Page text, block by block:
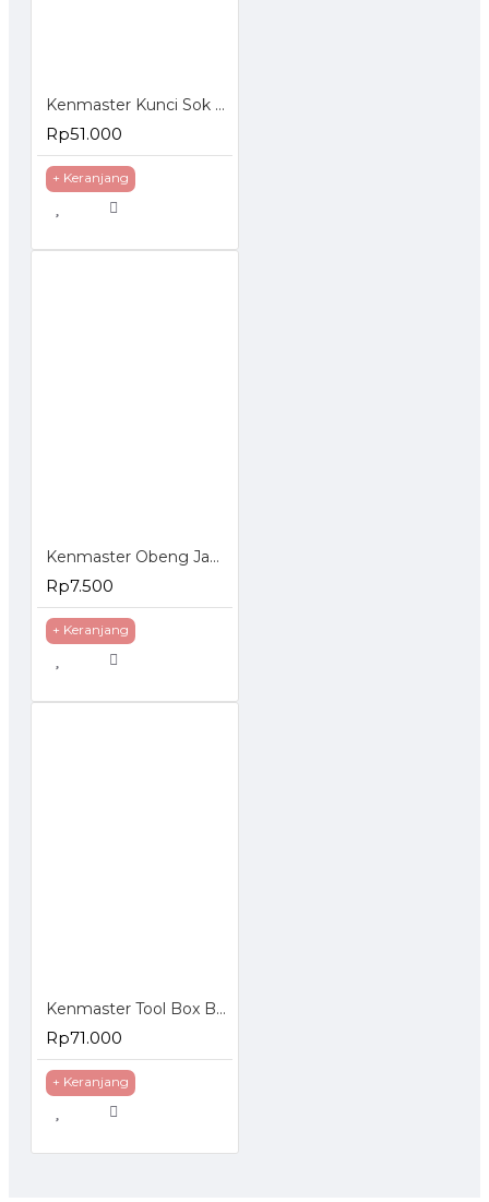
Kenmaster Kunci Sok 27 Pcs Socket Wrench Set
Rp51.000
+ Keranjang
Kenmaster Obeng Jam 6 Pcs Mini Screwdriver Set 6Pcs
Rp7.500
+ Keranjang
Kenmaster Tool Box B400 Toolbox b 400 Kotak Perkakas Plastik
Rp71.000
+ Keranjang